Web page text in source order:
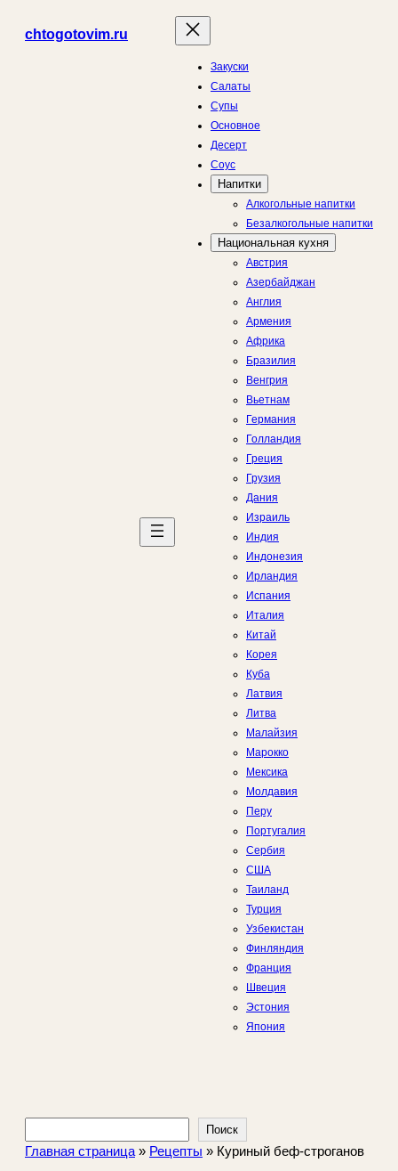
chtogotovim.ru
Закуски
Салаты
Супы
Основное
Десерт
Соус
Напитки
Алкогольные напитки
Безалкогольные напитки
Национальная кухня
Австрия
Азербайджан
Англия
Армения
Африка
Бразилия
Венгрия
Вьетнам
Германия
Голландия
Греция
Грузия
Дания
Израиль
Индия
Индонезия
Ирландия
Испания
Италия
Китай
Корея
Куба
Латвия
Литва
Малайзия
Марокко
Мексика
Молдавия
Перу
Португалия
Сербия
США
Таиланд
Турция
Узбекистан
Финляндия
Франция
Швеция
Эстония
Япония
Поиск
Главная страница » Рецепты » Куриный беф-строганов